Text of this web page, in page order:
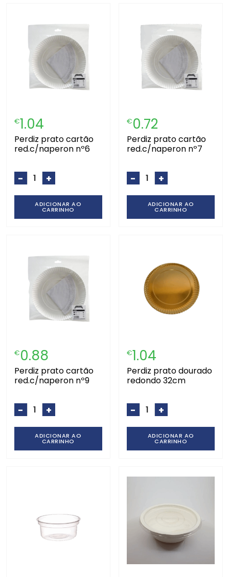
€1.04
perdiz prato cartão
red.c/naperon nº6
- +
ADICIONAR AO
CARRINHO
€0.72
perdiz prato cartão
red.c/naperon nº7
- +
ADICIONAR AO
CARRINHO
€0.88
perdiz prato cartão
red.c/naperon nº9
- +
ADICIONAR AO
CARRINHO
€1.04
perdiz prato dourado
redondo 32cm
- +
ADICIONAR AO
CARRINHO